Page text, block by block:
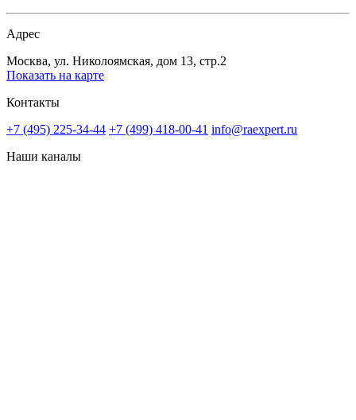
Адрес
Москва, ул. Николоямская, дом 13, стр.2
Показать на карте
Контакты
+7 (495) 225-34-44 +7 (499) 418-00-41 info@raexpert.ru
Наши каналы